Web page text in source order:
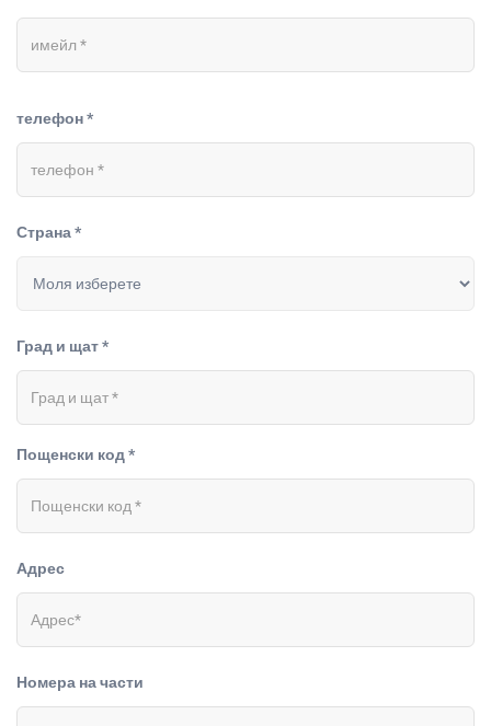
телефон *
Страна *
Град и щат *
Пощенски код *
Адрес
Номера на части